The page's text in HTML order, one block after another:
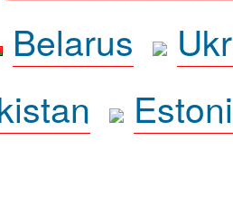
Belarus